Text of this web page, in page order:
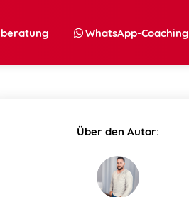
WhatsApp-Coaching
Über den Autor: